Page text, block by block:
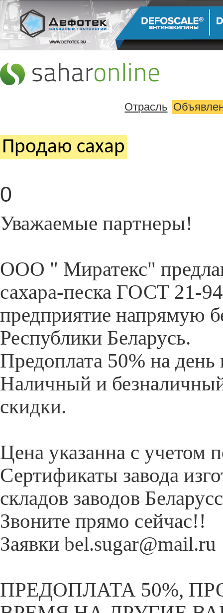
Отрасль
Продаю cахар
0
Уважаемые партнеры!
ООО " Миратекс"
сахара-песка ГОСТ 21-
предприятие напрямую
Республики Беларусь.
Предоплата 50% на день
Наличный и
скидки.
Цена указанна с учетом
Сертификаты завода
складов заводов
Звоните прямо сейчас!!
Заявки bel.sugar@mail.ru
ПРЕДОПЛАТА 50%,